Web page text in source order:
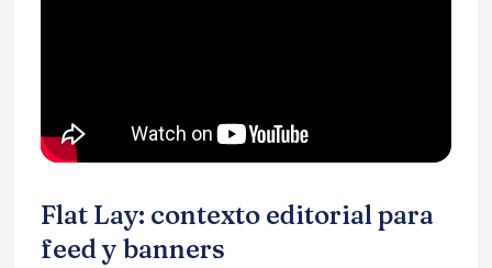
Flat Lay: contexto editorial para
feed y banners